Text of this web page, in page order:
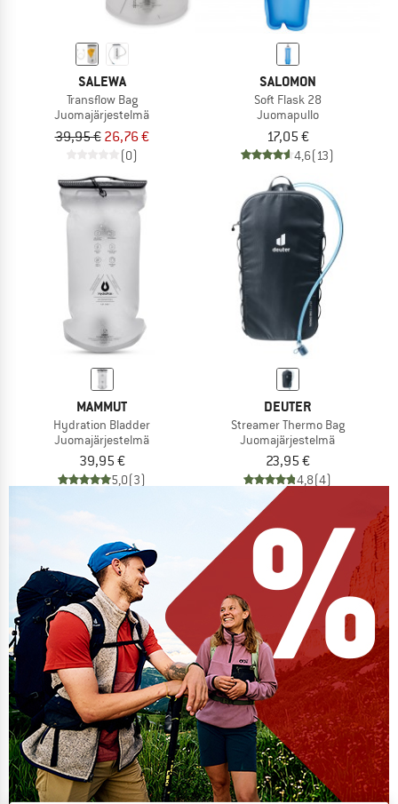
SALEWA
Transflow Bag
Juomajärjestelmä
39,95 € 26,76 €
(0)
SALOMON
Soft Flask 28
Juomapullo
17,05 €
4,6(13)
MAMMUT
Hydration Bladder
Juomajärjestelmä
39,95 €
5,0(3)
DEUTER
Streamer Thermo Bag
Juomajärjestelmä
23,95 €
4,8(4)